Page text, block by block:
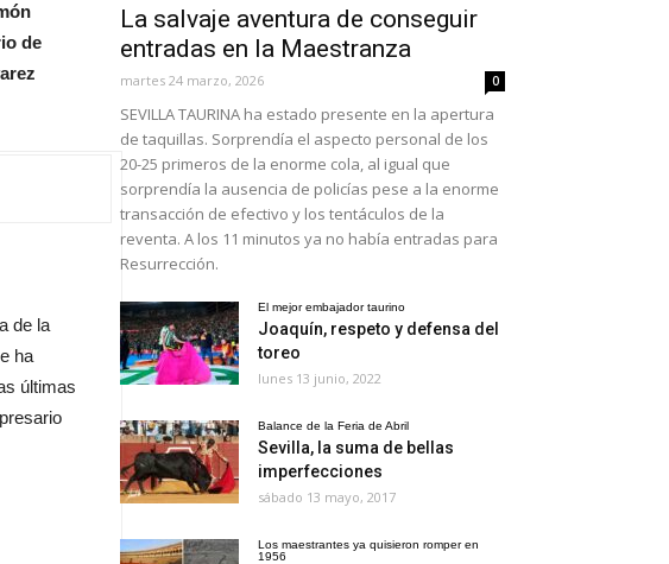
de
de la
ha
últimas
La salvaje aventura de conseguir
entradas en la Maestranza
martes 24 marzo, 2026 0
SEVILLA TAURINA ha estado presente en la apertura
de taquillas. Sorprendía el aspecto personal de los
20-25 primeros de la enorme cola, al igual que
sorprendía la ausencia de policías pese a la enorme
transacción de efectivo y los tentáculos de la
reventa. A los 11 minutos ya no había entradas para
Resurrección.
El mejor embajador taurino
Joaquín, respeto y defensa del
toreo
lunes 13 junio, 2022
Balance de la Feria de Abril
Sevilla, la suma de bellas
imperfecciones
sábado 13 mayo, 2017
Los maestrantes ya quisieron romper en
1956